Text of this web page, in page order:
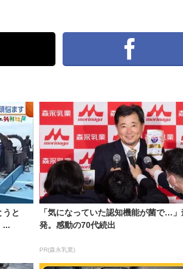
うと
...
「気になっていた認知機能が菌で…」
発。感動の70代続出
PR(森永乳業)